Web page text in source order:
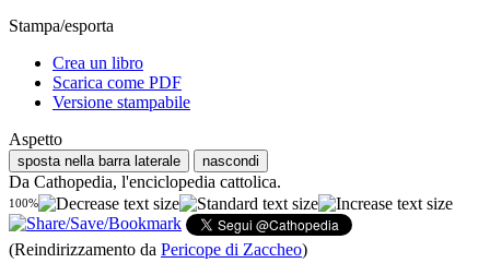
Stampa/esporta
Crea un libro
Scarica come PDF
Versione stampabile
Aspetto
sposta nella barra laterale nascondi
Da Cathopedia, l'enciclopedia cattolica.
100%
(Reindirizzamento da Pericope di Zaccheo)